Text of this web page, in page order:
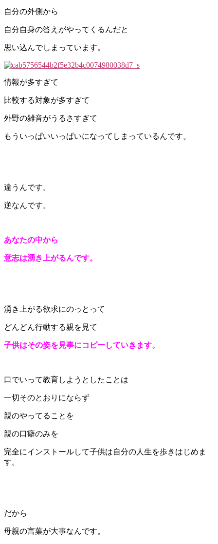
自分の外側から
自分自身の答えがやってくるんだと
思い込んでしまっています。
情報が多すぎて
比較する対象が多すぎて
外野の雑音がうるさすぎて
もういっぱいいっぱいになってしまっているんです。
違うんです。
逆なんです。
あなたの中から
意志は湧き上がるんです。
湧き上がる欲求にのっとって
どんどん行動する親を見て
子供はその姿を見事にコピーしていきます。
口でいって教育しようとしたことは
一切そのとおりにならず
親のやってることを
親の口癖のみを
完全にインストールして子供は自分の人生を歩きはじめま
す。
だから
母親の言葉が大事なんです。